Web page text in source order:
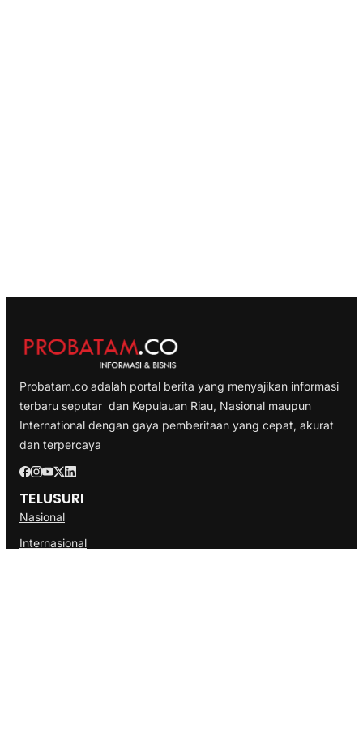
Probatam.co adalah portal berita yang menyajikan informasi
terbaru seputar dan Kepulauan Riau, Nasional maupun
International dengan gaya pemberitaan yang cepat, akurat
dan terpercaya
TELUSURI
Nasional
Internasional